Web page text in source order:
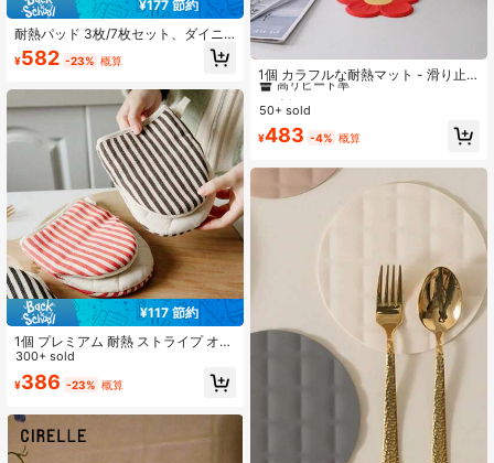
¥177 節約
耐熱パッド 3枚/7枚セット、ダイニ
ングテーブルマット、高級コースタ
ー、家庭用プレースマット、鍋つか
野菜マット、ボウル&プレートマット
¥582 -23% 概算
¥117 節約
1個 プレミアム 耐熱 ストライプ オー
ブンミトン - 焦げ付き防止、断熱、
滑り止め、握りやすいベーキンググ
ローブ - 家庭料理人と専門家のため
300+ sold
¥386 -23% 概算
1個 カラフルな耐熱マット - 滑り止
め 断熱キッチンカウンターパッド -
熱い食器に最適なトリベットマット
- ファッショナブルなデイジー柄シ
リコンテーブルマット、鍋やフライ
パンに適しています - 耐熱性 & 簡単
に洗えるコースターとプレースマッ
高リピート率
#4 高評価
高リピート率
#4 高評価
高リピート率
#4 高評価
50+ sold
¥483 -4% 概算